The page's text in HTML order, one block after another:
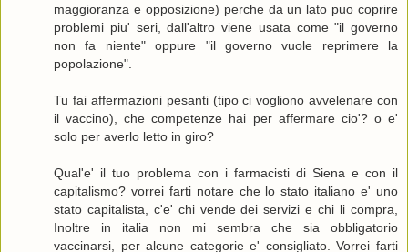
maggioranza e opposizione) perche da un lato puo coprire
problemi piu' seri, dall'altro viene usata come "il governo
non fa niente" oppure "il governo vuole reprimere la
popolazione".
Tu fai affermazioni pesanti (tipo ci vogliono avvelenare con
il vaccino), che competenze hai per affermare cio'? o e'
solo per averlo letto in giro?
Qual'e' il tuo problema con i farmacisti di Siena e con il
capitalismo? vorrei farti notare che lo stato italiano e' uno
stato capitalista, c'e' chi vende dei servizi e chi li compra,
Inoltre in italia non mi sembra che sia obbligatorio
vaccinarsi, per alcune categorie e' consigliato. Vorrei farti